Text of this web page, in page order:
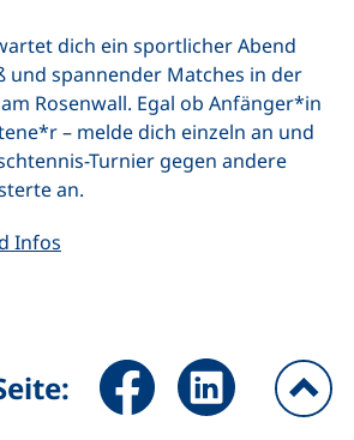
dich ein sportlicher Abend
und spannender Matches in der
Rosenwall. Egal ob Anfänger*in
– melde dich einzeln an und
Turnier gegen andere
an.
Infos
Seite über Facebook teilen
Seite über